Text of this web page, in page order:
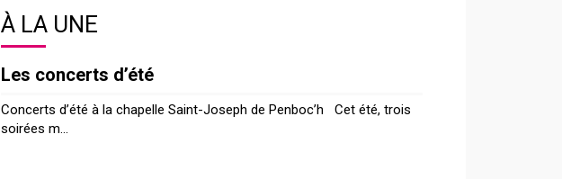
À LA UNE
Les concerts d’été
Concerts d’été à la chapelle Saint-Joseph de Penboc’h Cet été, trois
soirées m...